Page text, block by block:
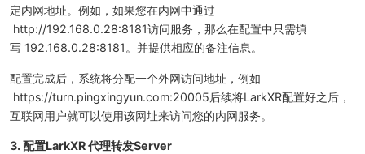
定内网地址。例如，如果您在内网中通过
http://192.168.0.28:8181访问服务，那么在配置中只需填
写 192.168.0.28:8181。并提供相应的备注信息。
配置完成后，系统将分配一个外网访问地址，例如
https://turn.pingxingyun.com:20005后续将LarkXR配置好之后，
互联网用户就可以使用该网址来访问您的内网服务。
3. 配置LarkXR 代理转发Server